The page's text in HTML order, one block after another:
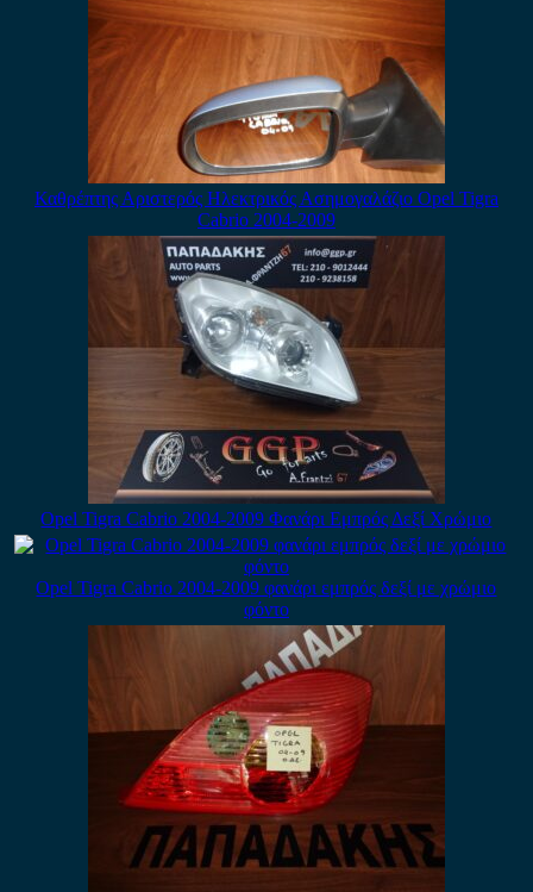
Καθρέπτης Αριστερός Ηλεκτρικός Ασημογαλάζιο Opel Tigra
Cabrio 2004-2009
Opel Tigra Cabrio 2004-2009 Φανάρι Εμπρός Δεξί Χρώμιο
Opel Tigra Cabrio 2004-2009 φανάρι εμπρός δεξί με χρώμιο
φόντο